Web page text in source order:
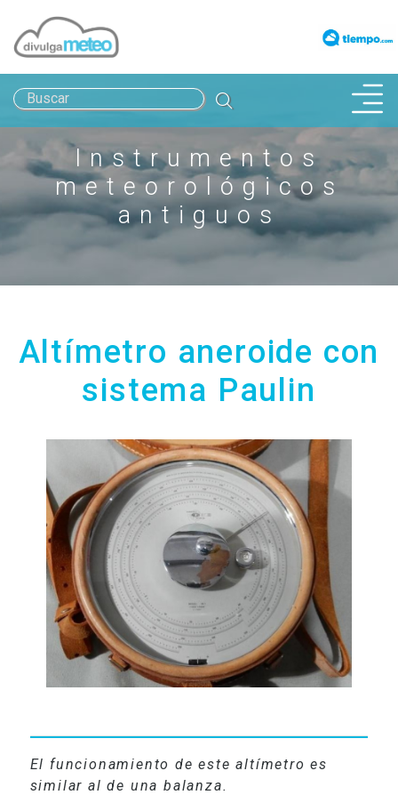
INICIO
JOSÉ MIGUEL VIÑAS
METEOROTECA
AULA ABIERTA
CAMBIO CLIMÁTICO
RADIO
VIDEOS
CONTACTO
Instrumentos
meteorológicos
antiguos
Altímetro aneroide con
sistema Paulin
El funcionamiento de este altímetro es
similar al de una balanza.